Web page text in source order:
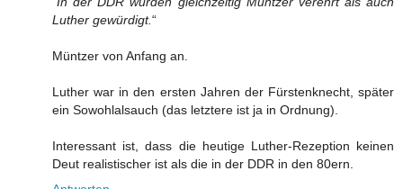
Luther gewürdigt.“
Müntzer von Anfang an.
Luther war in den ersten Jahren der Fürstenknecht, später
ein Sowohlalsauch (das letztere ist ja in Ordnung).
Interessant ist, dass die heutige Luther-Rezeption keinen
Deut realistischer ist als die in der DDR in den 80ern.